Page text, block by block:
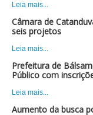
Leia mais...
Câmara de
seis projetos
Leia mais...
Prefeitura de
Público com
Leia mais...
Aumento da busca